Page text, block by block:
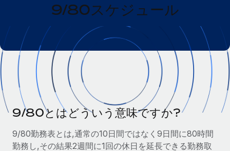
グローバル雇用
グローバル給与処理
コンプライアンス対応の給与処理を手軽に
Employer of Record（EOR）
グローバル展開をコストをかけずに実現
Contractor of Record
契約社員管理
各国の制度に対応
国別ガイド
/国別のグローバル雇用支援を検索する
米国州エクスプローラー
米国の各州において採用プロセスを簡素化する
Remoteを他社と比較
他社と比較した、当社の強みを確認する
リソース
ツールと計算ツール
誤分類リスク判定ツール
国別に従業員の誤分類リスクを確認する
各国の総従業員コストを計算する
日本語
English
9/80スケジュール
9/80とはどういう意味ですか?
9/80勤務表とは,通常の10日間ではなく9日間に80時間
勤務し,その結果2週間に1回の休日を延長できる勤務取